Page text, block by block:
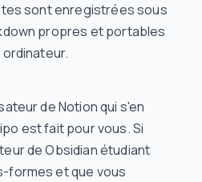
sont enregistrées sous
propres et portables
de Notion qui s'en
est fait pour vous. Si
de Obsidian étudiant
formes et que vous